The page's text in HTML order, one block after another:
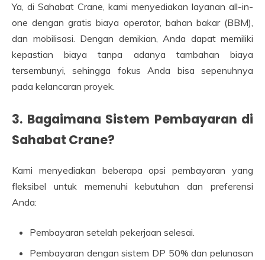
Ya, di Sahabat Crane, kami menyediakan layanan all-in-
one dengan gratis biaya operator, bahan bakar (BBM),
dan mobilisasi. Dengan demikian, Anda dapat memiliki
kepastian biaya tanpa adanya tambahan biaya
tersembunyi, sehingga fokus Anda bisa sepenuhnya
pada kelancaran proyek.
3. Bagaimana Sistem Pembayaran di
Sahabat Crane?
Kami menyediakan beberapa opsi pembayaran yang
fleksibel untuk memenuhi kebutuhan dan preferensi
Anda:
Pembayaran setelah pekerjaan selesai.
Pembayaran dengan sistem DP 50% dan pelunasan